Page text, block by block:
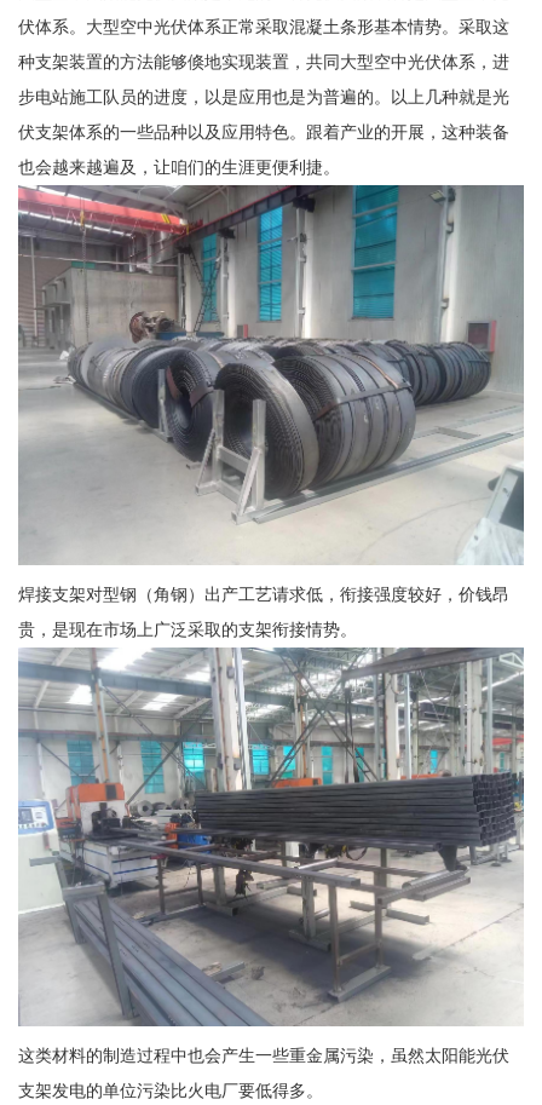
伏体系。大型空中光伏体系正常采取混凝土条形基本情势。采取这
种支架装置的方法能够倏地实现装置，共同大型空中光伏体系，进
步电站施工队员的进度，以是应用也是为普遍的。以上几种就是光
伏支架体系的一些品种以及应用特色。跟着产业的开展，这种装备
也会越来越遍及，让咱们的生涯更便利捷。
焊接支架对型钢（角钢）出产工艺请求低，衔接强度较好，价钱昂
贵，是现在市场上广泛采取的支架衔接情势。
这类材料的制造过程中也会产生一些重金属污染，虽然太阳能光伏
支架发电的单位污染比火电厂要低得多。